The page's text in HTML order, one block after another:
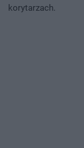
korytarzach.